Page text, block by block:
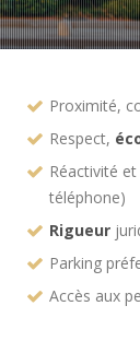
Proximité,
Respect,
Réactivité
téléphone)
Rigueur
Parking
Accès aux